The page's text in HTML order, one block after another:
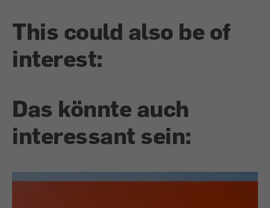
This could also be of
interest:
Das könnte auch
interessant sein: